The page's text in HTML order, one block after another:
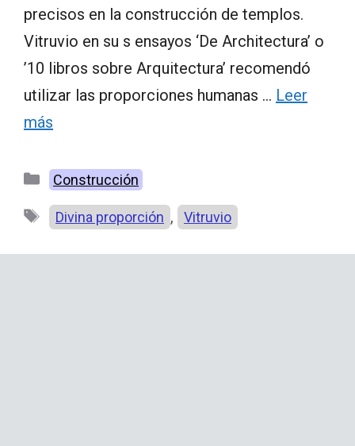
precisos en la construcción de templos.
Vitruvio en su s ensayos ‘De Architectura’ o
’10 libros sobre Arquitectura’ recomendó
utilizar las proporciones humanas … Leer
más
Categorías
Construcción
Etiquetas
Divina proporción , Vitruvio